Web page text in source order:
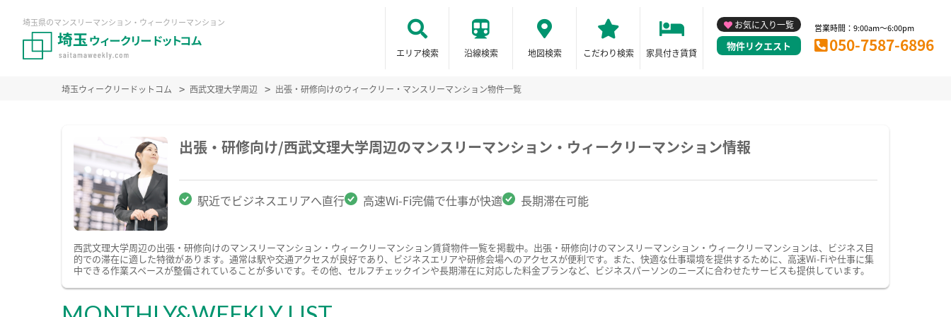
埼玉県のマンスリーマンション・ウィークリーマンション
エリア検索 沿線検索 地図検索 こだわり検索 家具付き賃貸
お気に入り一覧
物件リクエスト
営業時間：9:00am～6:00pm
050-7587-6896
埼玉ウィークリードットコム 西武文理大学周辺 出張・研修向けのウィークリー・マンスリーマンション物件一覧
出張・研修向け/西武文理大学周辺のマンスリーマンション・ウィークリーマンション情報
駅近でビジネスエリアへ直行 高速Wi-Fi完備で仕事が快適 長期滞在可能
西武文理大学周辺の出張・研修向けのマンスリーマンション・ウィークリーマンション賃貸物件一覧を掲載中。出張・研修向けのマンスリーマンション・ウィークリーマンションは、ビジネス目
的での滞在に適した特徴があります。通常は駅や交通アクセスが良好であり、ビジネスエリアや研修会場へのアクセスが便利です。また、快適な仕事環境を提供するために、高速Wi-Fiや仕事に集
中できる作業スペースが整備されていることが多いです。その他、セルフチェックインや長期滞在に対応した料金プランなど、ビジネスパーソンのニーズに合わせたサービスも提供しています。